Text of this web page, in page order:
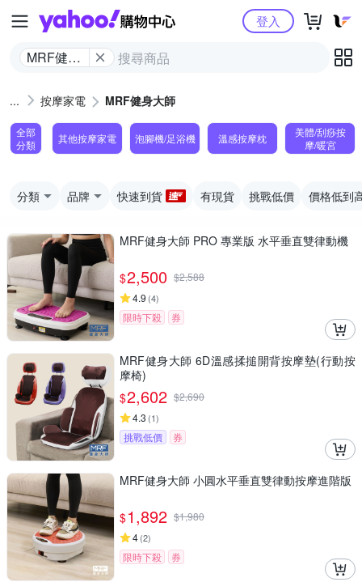
Yahoo購物中心
MRF健身
登入
按摩家電 MRF健身大師
全部
分類
其他按摩家電 泡腳機/足浴機 溫感按摩枕
美體/刮痧按
摩/暖宮
分類 品牌 快速到貨 有現貨 挑戰低價 價格低到
MRF健身大師 PRO 專業版 ⽔平垂直雙律動機
$2,500 $2,588
4.9 (4)
限時下殺 券
MRF健身大師 6D溫感揉搥開背按摩墊(行動按
摩椅)
$2,602 $2,690
4.3 (1)
挑戰低價 券
MRF健身大師 ⼩圓⽔平垂直雙律動按摩進階版
$1,892 $1,980
4(2)
限時下殺 券